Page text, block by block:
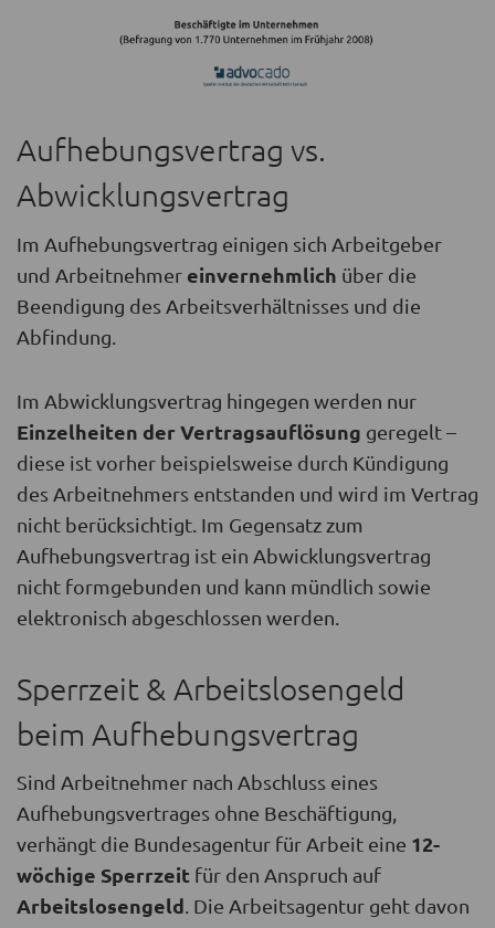
Aufhebungsvertrag vs.
Abwicklungsvertrag
Im Aufhebungsvertrag einigen sich Arbeitgeber
und Arbeitnehmer einvernehmlich über die
Beendigung des Arbeitsverhältnisses und die
Abfindung.
Im Abwicklungsvertrag hingegen werden nur
Einzelheiten der Vertragsauflösung geregelt –
diese ist vorher beispielsweise durch Kündigung
des Arbeitnehmers entstanden und wird im Vertrag
nicht berücksichtigt. Im Gegensatz zum
Aufhebungsvertrag ist ein Abwicklungsvertrag
nicht formgebunden und kann mündlich sowie
elektronisch abgeschlossen werden.
Sperrzeit & Arbeitslosengeld
beim Aufhebungsvertrag
Sind Arbeitnehmer nach Abschluss eines
Aufhebungsvertrages ohne Beschäftigung,
verhängt die Bundesagentur für Arbeit eine 12-
wöchige Sperrzeit für den Anspruch auf
Arbeitslosengeld. Die Arbeitsagentur geht davon